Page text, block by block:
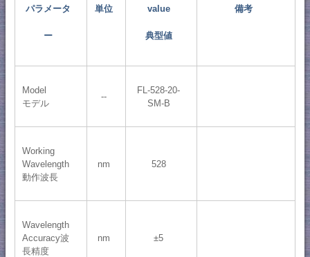
パラメータ
ー
単位 value
典型値
備考
Model
モデル
--
FL-528-20-
SM-B
Working
Wavelength
動作波長
nm 528
Wavelength
Accuracy波
長精度
nm ±5